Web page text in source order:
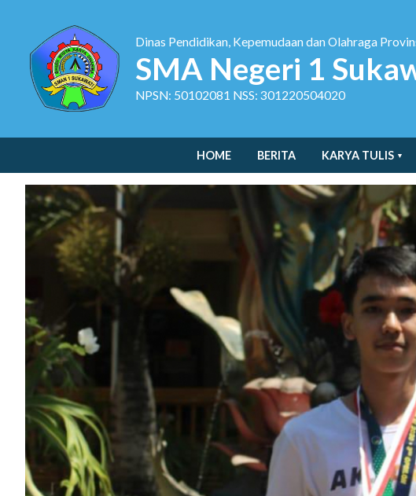
Dinas Pendidikan, Kepemudaan dan Olahraga
SMA Negeri 1
NPSN: 50102081 NSS: 301220504020
HOME BERITA KARYA TULIS